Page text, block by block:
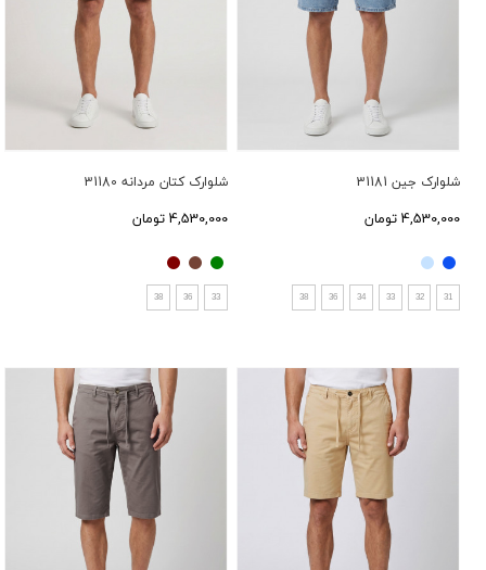
شلوارک جین 31181
4,530,000 تومان
31
32
33
34
36
38
شلوارک کتان مردانه 31180
4,530,000 تومان
33
36
38